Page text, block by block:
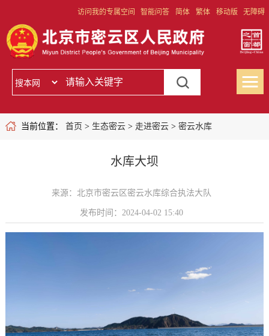
访问我的专属空间 智能问答 简体 繁体 移动版 无障碍
当前位置： 首页 > 生态密云> 走进密云> 密云水库
水库大坝
来源：北京市密云区密云水库综合执法大队
发布时间：2024-04-02 15:40